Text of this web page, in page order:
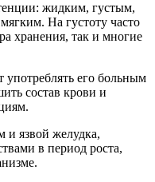
жидким, густым,
На густоту часто
хранения, так и многие
употреблять его больным
состав крови и
и язвой желудка,
в период роста,